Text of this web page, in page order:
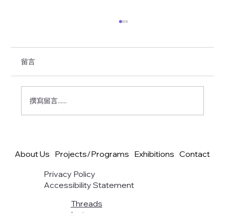
錄 Part 7 (End)
留言
撰寫留言......
About Us Projects/Programs Exhibitions Contact
Privacy Policy
Accessibility Statement
Threads